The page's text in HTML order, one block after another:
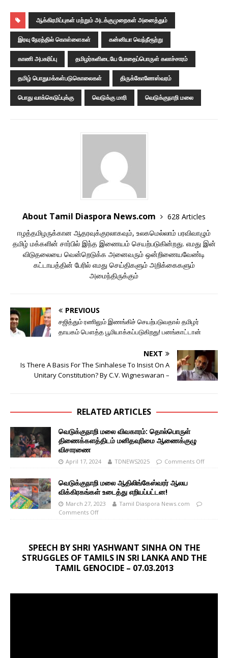
ஆக்கிரமிப்புகள் மற்றும் அடக்குமுறைகள் அனைத்தும்
இரவு நேரத்தில் கொள்ளைகள் கன்னியா வெந்நீரூற்று
காணி அபகரிப்பு தமிழர்களிடையே போதைப்பொருள் கலாச்சாரம்
தமிழ் பொதுமக்கள்படுகொலைகள் திருக்கோணேஸ்வரம்
பொது வாக்கெடுப்புக்கு வெடுக்கு மாரி வெடுக்குநாறி மலை
About Tamil Diaspora News.com
628 Articles
ஈழத்தமிழருக்கான ஆதரவுக்குரலாகவும், உலகமெல்லாம் பரவிவாழும்
தமிழ் மக்களின் சார்பில் இந்த இணையம் செயற்படுகின்றது. எமது இன்
விடுதலையை வென்றெடுக்க அனைவரும் ஒன்றிணையவேண்டி
கட்டாயத்தின் பேரில் எமது செய்திகளும் அறிக்கைகளும்
அமைந்திருக்கும்
PREVIOUS
சஜித்தும் ரணிலும் இணங்கிச் செயற்படுவதால் தமிழர்
தாயகம் பௌத்த பூமியாக்கப்படுகிறது! பனங்காட்டான்
NEXT
Is There A Basis For The Sinhalese To Insist On A
Unitary Constitution? By C.V. Wigneswaran –
RELATED ARTICLES
வெடுக்குநாறி மலை விவகாரம்: தொல்பொருள்
திணைக்களத்திடம் மனிதவுரிமை ஆணைக்குழு
விசாரணை
April 17, 2024 TDNEWS2025 Comments Off
வெடுக்குநாறி மலை ஆதிலிங்கேஸ்வரர் ஆலய
விக்கிரகங்கள் உடைத்து எறியப்பட்டன!
March 27, 2023
Tamil Diaspora News.com
Comments Off
SPEECH BY SHRI YASHWANT SINHA ON THE
STRUGGLES OF TAMILS IN SRI LANKA AND THE
TAMIL GENOCIDE – 07.03.2013